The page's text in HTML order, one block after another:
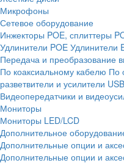
Микрофоны
Сетевое оборудование
Инжекторы POE, сплиттеры
Удлинители POE Удлинители
Передача и преобразование
По коаксиальному кабелю По
разветвители и усилители
Видеопередатчики и
Мониторы
Мониторы LED/LCD
Дополнительное
Дополнительные опции и
Дополнительные опции и